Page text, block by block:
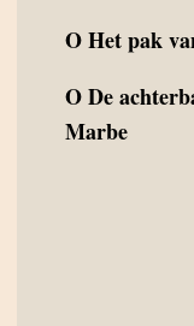
OHet pak
ODe
Marbe